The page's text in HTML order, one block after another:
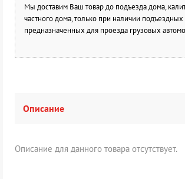
Мы доставим Ваш товар до подъезда дома,
частного дома, только при наличии подъездных
предназначенных для проезда грузовых
Описание
Описание для данного товара отсутствует.